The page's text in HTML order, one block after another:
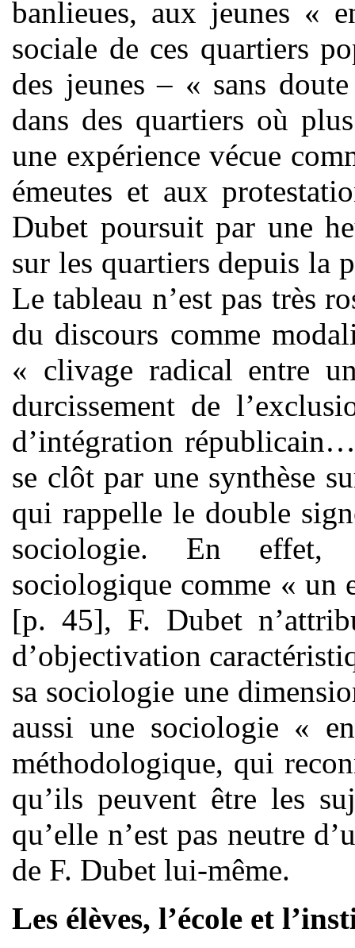
banlieues, aux jeunes «
sociale de ces quartiers
des jeunes – « sans
dans des quartiers où
une expérience vécue
émeutes et aux
Dubet poursuit par une
sur les quartiers depuis la
Le tableau n’est pas très
du discours comme
« clivage radical entre
durcissement de
d’intégration
se clôt par une synthèse
qui rappelle le double
sociologie. En effet,
sociologique comme « un
[p. 45], F. Dubet
d’objectivation
sa sociologie une
aussi une sociologie «
méthodologique, qui
qu’ils peuvent être les
qu’elle n’est pas neutre
de F. Dubet lui-même.
Les élèves, l’école et